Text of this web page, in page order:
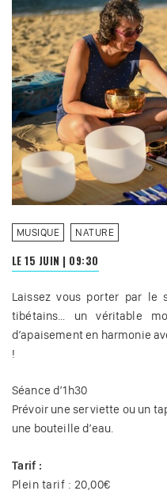
MUSIQUE NATURE
LE 15 JUIN | 09:30
Laissez vous porter par le
tibétains… un véritable
d’apaisement en harmonie
!
Séance d’1h30
Prévoir une serviette ou un
une bouteille d’eau.
Tarif :
Plein tarif : 20,00€